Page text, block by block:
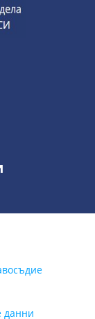
данни